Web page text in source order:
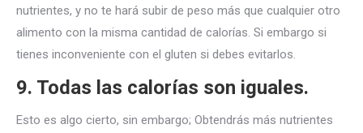
nutrientes, y no te hará subir de peso más que cualquier otro
alimento con la misma cantidad de calorías. Si embargo si
tienes inconveniente con el gluten si debes evitarlos.
9. Todas las calorías son iguales.
Esto es algo cierto, sin embargo; Obtendrás más nutrientes